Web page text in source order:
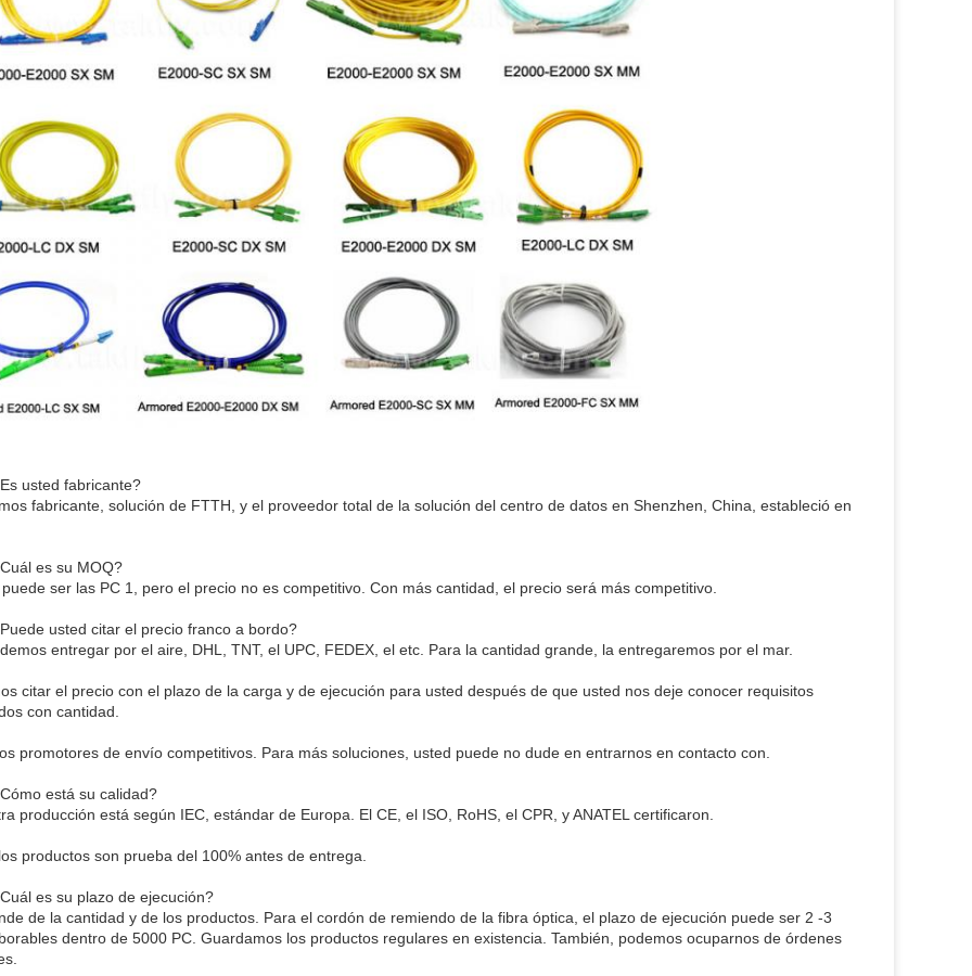
usted fabricante?
fabricante, solución de FTTH, y el proveedor total de la solución del centro de datos en Shenzhen, China, estableció en
es su MOQ?
ser las PC 1, pero el precio no es competitivo. Con más cantidad, el precio será más competitivo.
usted citar el precio franco a bordo?
entregar por el aire, DHL, TNT, el UPC, FEDEX, el etc. Para la cantidad grande, la entregaremos por el mar.
citar el precio con el plazo de la carga y de ejecución para usted después de que usted nos deje conocer requisitos
con cantidad.
promotores de envío competitivos. Para más soluciones, usted puede no dude en entrarnos en contacto con.
está su calidad?
producción está según IEC, estándar de Europa. El CE, el ISO, RoHS, el CPR, y ANATEL certificaron.
productos son prueba del 100% antes de entrega.
es su plazo de ejecución?
de la cantidad y de los productos. Para el cordón de remiendo de la fibra óptica, el plazo de ejecución puede ser 2 -3
dentro de 5000 PC. Guardamos los productos regulares en existencia. También, podemos ocuparnos de órdenes